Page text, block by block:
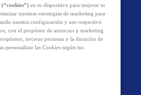
(“cookies”) en tu dispositivo para mejorar tu
nuestras estrategias de marketing para
nuestra configuración y uso respectivo
con el propósito de anuncios y marketing
terceras personas y la duración de
personalizar las Cookies según tus